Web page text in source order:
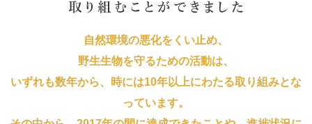
自然環境の悪化をくい止め、
野生生物を守るための活動は、
いずれも数年から、時には10年以上にわたる取り組みとな
っています。